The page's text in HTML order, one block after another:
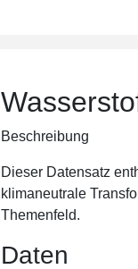
Beschreibung
Dieser Datensatz
klimaneutrale
Themenfeld.
Daten